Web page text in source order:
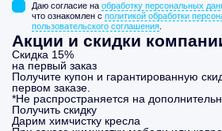
Даю согласие на обработку персональных
что ознакомлен с политикой обработки
пользовательского соглашения
Акции и скидки
Скидка 15%
на первый заказ
Получите купон и гарантированную
первом заказе.
*Не распространяется на
Получить скидку
Дарим химчистку кресла